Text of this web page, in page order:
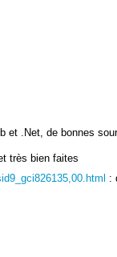
et .Net, de bonnes
très bien faites
: